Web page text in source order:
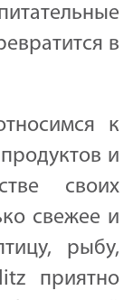
в
к
и
своих
свежее и
рыбу,
приятно